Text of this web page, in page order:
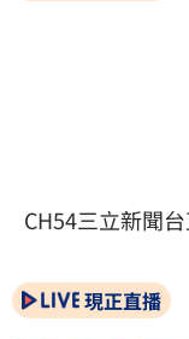
CH54三立新聞
現正直播